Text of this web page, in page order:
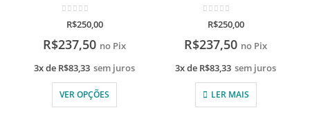
de 5
R$250,00
R$237,50 no Pix
3x de R$83,33 sem juros
VER OPÇÕES
de 5
R$250,00
R$237,50 no Pix
3x de R$83,33 sem juros
LER MAIS